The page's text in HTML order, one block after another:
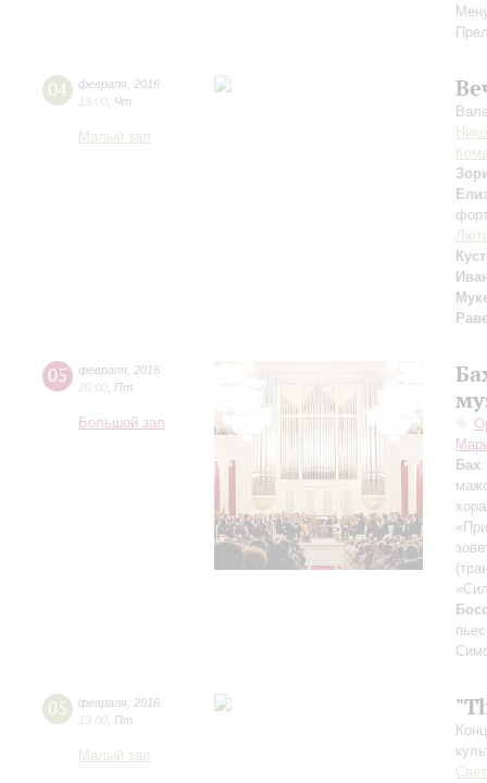
04 февраля 2016
19:00 Чт
Малый зал
05 февраля 2016
20:00 Пт
Большой зал
Бах
05 февраля 2016
19:00 Пт
Малый зал